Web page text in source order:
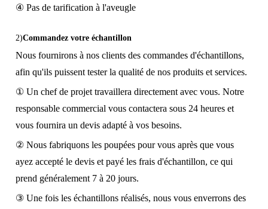
④ Pas de tarification à l'aveugle
2)Commandez votre échantillon
Nous fournirons à nos clients des commandes d'échantillons,
afin qu'ils puissent tester la qualité de nos produits et services.
① Un chef de projet travaillera directement avec vous. Notre
responsable commercial vous contactera sous 24 heures et
vous fournira un devis adapté à vos besoins.
② Nous fabriquons les poupées pour vous après que vous
ayez accepté le devis et payé les frais d'échantillon, ce qui
prend généralement 7 à 20 jours.
③ Une fois les échantillons réalisés, nous vous enverrons des